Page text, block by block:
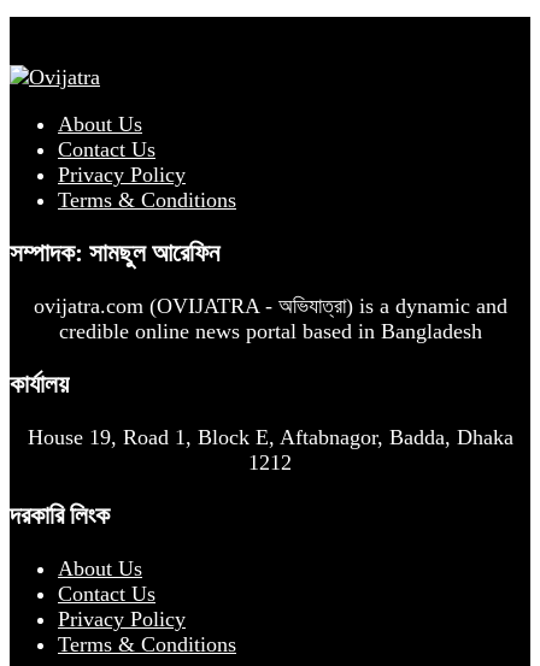
About Us
Contact Us
Privacy Policy
Terms & Conditions
সম্পাদক: সামছুল আরেফিন
ovijatra.com (OVIJATRA - অভিযাত্রা) is a dynamic and
credible online news portal based in Bangladesh
কার্যালয়
House 19, Road 1, Block E, Aftabnagor, Badda, Dhaka
1212
দরকারি লিংক
About Us
Contact Us
Privacy Policy
Terms & Conditions